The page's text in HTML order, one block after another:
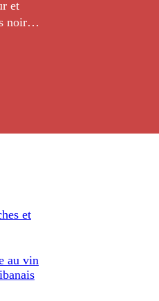
et
noires
et
au vin